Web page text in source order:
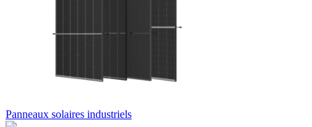
Panneaux solaires industriels